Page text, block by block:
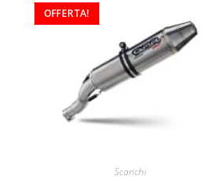
OFFERTA!
Scarichi